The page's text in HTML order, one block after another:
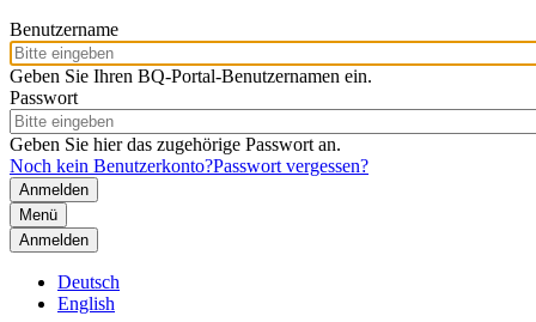
Benutzername
Geben Sie Ihren BQ-Portal-Benutzernamen ein.
Passwort
Geben Sie hier das zugehörige Passwort an.
Noch kein Benutzerkonto?Passwort vergessen?
Menü
Anmelden
Deutsch
English